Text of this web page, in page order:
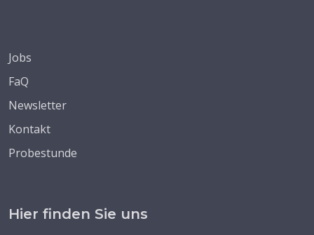
Jobs
FaQ
Newsletter
Kontakt
Probestunde
Hier finden Sie uns